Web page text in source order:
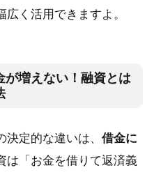
く活用できますよ。
が増えない！融資とは
定的な違いは、 借金に
は「お金を借りて返済義